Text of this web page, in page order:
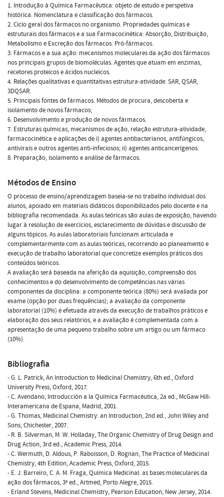
1. Introdução à Química Farmacêutica: objeto de estudo e perspetiva
histórica. Nomenclatura e classificação dos fármacos.
2. Ciclo geral dos fármacos no organismo. Propriedades químicas e
estruturais dos fármacos e a sua Farmacocinética: Absorção, Distribuição,
Metabolismo e Excreção dos fármacos. Pró-fármacos.
3. Fármacos e a sua ação: mecanismos moleculares da ação dos fármacos
nos principais grupos de biomoléculas. Agentes que atuam em enzimas,
recetores proteicos e ácidos nucleicos.
4. Relações qualitativas e quantitativas estrutura-atividade: SAR, QSAR,
3DQSAR.
5. Principais fontes de fármacos. Métodos de procura, descoberta e
isolamento de novos fármacos;
6. Desenvolvimento e produção de novos fármacos.
7. Estruturas químicas, mecanismos de ação, relação estrutura-atividade,
farmacocinética e aplicações de i) agentes antibacterianos, antifúngicos,
antivirais e outros agentes anti-infeciosos; ii) agentes anticancerígenos.
8. Preparação, isolamento e análise de fármacos.
Métodos de Ensino
O processo de ensino/aprendizagem baseia-se no trabalho individual dos
alunos, apoiado em materiais didáticos disponibilizados pelo docente e na
bibliografia recomendada. As aulas teóricas são aulas de exposição, havendo
lugar à resolução de exercícios, esclarecimento de dúvidas e discussão de
alguns tópicos. As aulas laboratoriais funcionam articulada e
complementarmente com as aulas teóricas, recorrendo ao planeamento e
execução de trabalho laboratorial que concretize exemplos práticos dos
conteúdos teóricos.
A avaliação será baseada na aferição da aquisição, compreensão dos
conhecimentos e do desenvolvimento de competências nas várias
componentes da disciplina: a componente teórica (80%) será avaliada por
exame (opção por duas frequências); a avaliação da componente
laboratorial (10%) é efetuada através da execução de trabalhos práticos e
elaboração dos seus relatórios, e a avaliação é complementada com a
apresentação de uma pequeno trabalho sobre um artigo ou um fármaco
(10%).
Bibliografia
- G. L. Patrick, An Introduction to Medicinal Chemistry, 6th ed., Oxford
University Press, Oxford, 2017.
- C. Avendano, Introducción a la Química Farmacéutica, 2a ed., McGaw Hill-
Interamericana de Espana, Madrid, 2001.
- G. Thomas, Medicinal Chemistry: an Introduction, 2nd ed., John Wiley and
Sons, Chichester, 2007.
- R. B. Silverman, M. W. Holladay, The Organic Chemistry of Drug Design and
Drug Action, 3rd ed., Academic Press, 2014.
- C. Wermuth, D. Aldous, P. Raboisson, D. Rognan, The Practice of Medicinal
Chemistry, 4th Edition, Academic Press, Oxford, 2015.
- E. J. Barreiro, C. A. M. Fraga, Química Medicinal: as bases moleculares da
ação dos fármacos, 3ª ed., Artmed, Porto Alegre, 2015.
- Erland Stevens, Medicinal Chemistry, Pearson Education, New Jersey, 2014.